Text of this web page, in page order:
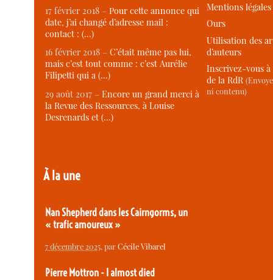
17 février 2018 –Pour cette annonce qui
date, j’ai changé d’adresse mail :
contact : (…)
16 février 2018 –C’était même pas lui,
mais c’est tout comme : c’est Aurélie
Filipetti qui a (…)
29 août 2017 –Encore un grand merci à
la Revue des Ressources, à Louise
Desrenards et (…)
À la une
Nan Shepherd dans les Cairngorms, un
« trafic amoureux »
7 décembre 2025, parCécile Vibarel
Pierre Mottron - I almost died
Mentions légales
Ours
Utilisation des
d’auteurs
Inscrivez-vous
de la RdR
ni contenu)